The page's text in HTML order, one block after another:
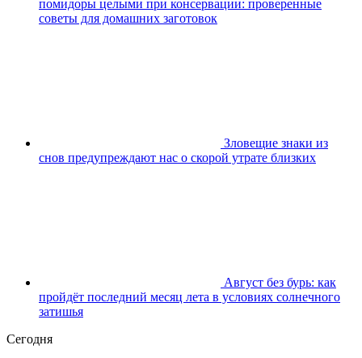
помидоры целыми при консервации: проверенные
советы для домашних заготовок
Зловещие знаки из
снов предупреждают нас о скорой утрате близких
Август без бурь: как
пройдёт последний месяц лета в условиях солнечного
затишья
Сегодня